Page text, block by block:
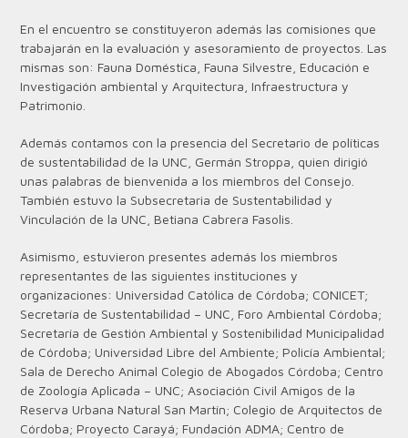
En el encuentro se constituyeron además las comisiones que
trabajarán en la evaluación y asesoramiento de proyectos. Las
mismas son: Fauna Doméstica, Fauna Silvestre, Educación e
Investigación ambiental y Arquitectura, Infraestructura y
Patrimonio.
Además contamos con la presencia del Secretario de políticas
de sustentabilidad de la UNC, Germán Stroppa, quien dirigió
unas palabras de bienvenida a los miembros del Consejo.
También estuvo la Subsecretaria de Sustentabilidad y
Vinculación de la UNC, Betiana Cabrera Fasolis.
Asimismo, estuvieron presentes además los miembros
representantes de las siguientes instituciones y
organizaciones: Universidad Católica de Córdoba; CONICET;
Secretaría de Sustentabilidad – UNC, Foro Ambiental Córdoba;
Secretaría de Gestión Ambiental y Sostenibilidad Municipalidad
de Córdoba; Universidad Libre del Ambiente; Policía Ambiental;
Sala de Derecho Animal Colegio de Abogados Córdoba; Centro
de Zoología Aplicada – UNC; Asociación Civil Amigos de la
Reserva Urbana Natural San Martín; Colegio de Arquitectos de
Córdoba; Proyecto Carayá; Fundación ADMA; Centro de